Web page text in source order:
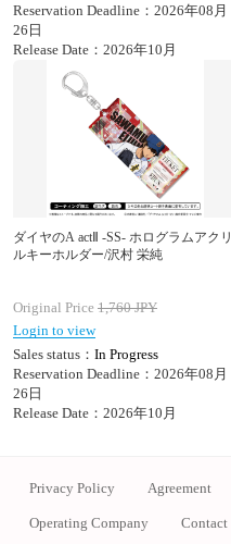
Reservation Deadline：2026年08月
26日
Release Date：2026年10月
ダイヤのA actⅡ -SS- ホログラムアクリ
ルキーホルダー/沢村 栄純
Original Price 1,760JPY
Login to view
Sales status： In Progress
Reservation Deadline：2026年08月
26日
Release Date：2026年10月
Privacy Policy Agreement
Operating Company Contact